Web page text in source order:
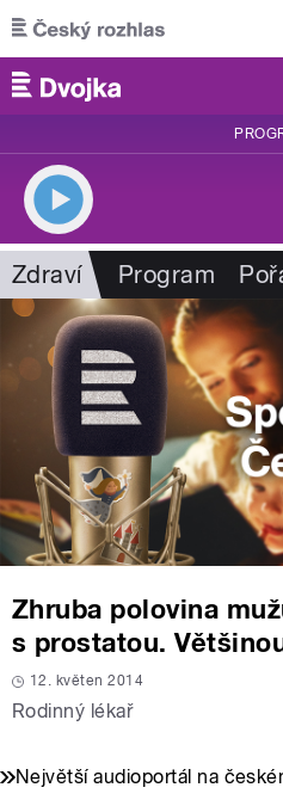
Přejít k hlavnímu obsahu
Zdraví Program
Zhruba polovina
s prostatou.
12. květen 2014
Rodinný lékař
Největší audioportál na